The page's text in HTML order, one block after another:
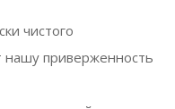
чистого
нашу приверженность